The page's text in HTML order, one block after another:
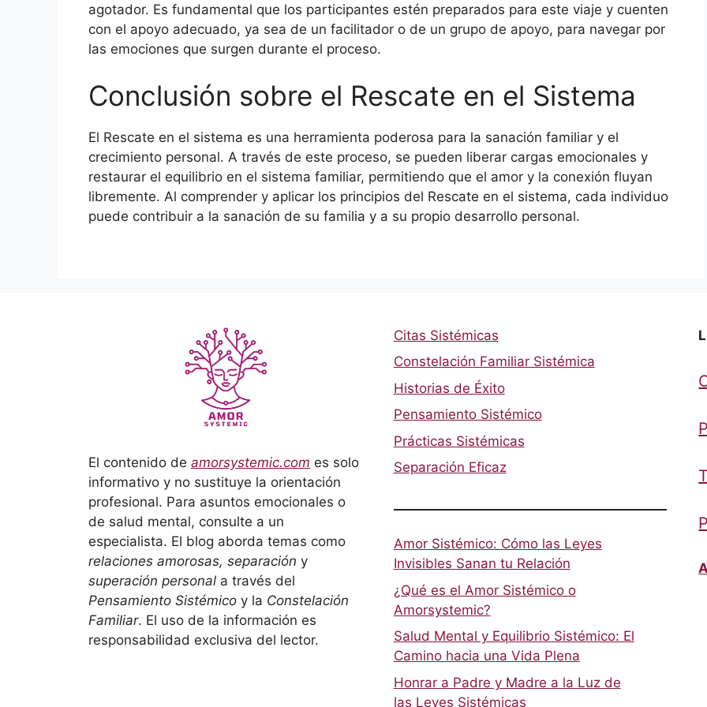
agotador. Es fundamental que los participantes estén preparados para este viaje y cuenten
con el apoyo adecuado, ya sea de un facilitador o de un grupo de apoyo, para navegar por
las emociones que surgen durante el proceso.
Conclusión sobre el Rescate en el Sistema
El Rescate en el sistema es una herramienta poderosa para la sanación familiar y el
crecimiento personal. A través de este proceso, se pueden liberar cargas emocionales y
restaurar el equilibrio en el sistema familiar, permitiendo que el amor y la conexión fluyan
libremente. Al comprender y aplicar los principios del Rescate en el sistema, cada individuo
puede contribuir a la sanación de su familia y a su propio desarrollo personal.
El contenido de amorsystemic.com es solo
informativo y no sustituye la orientación
profesional. Para asuntos emocionales o
de salud mental, consulte a un
especialista. El blog aborda temas como
relaciones amorosas, separación y
superación personal a través del
Pensamiento Sistémico y la Constelación
Familiar. El uso de la información es
responsabilidad exclusiva del lector.
Citas Sistémicas
Constelación Familiar Sistémica
Historias de Éxito
Pensamiento Sistémico
Prácticas Sistémicas
Separación Eficaz
Amor Sistémico: Cómo las Leyes
Invisibles Sanan tu Relación
¿Qué es el Amor Sistémico o
Amorsystemic?
Salud Mental y Equilibrio Sistémico: El
Camino hacia una Vida Plena
Honrar a Padre y Madre a la Luz de
las Leyes Sistémicas